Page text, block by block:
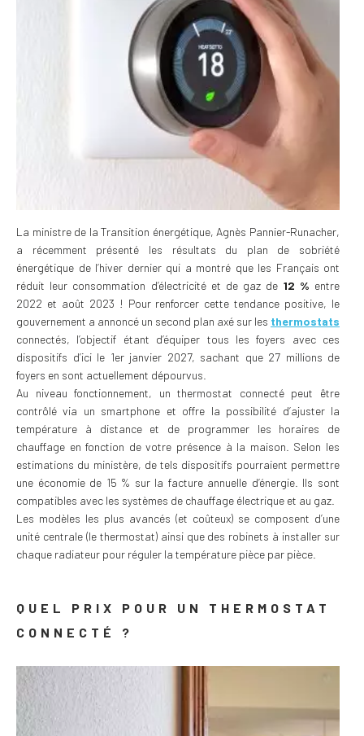
La ministre de la Transition énergétique, Agnès Pannier-Runacher,
a récemment présenté les résultats du plan de sobriété
énergétique de l’hiver dernier qui a montré que les Français ont
réduit leur consommation d’électricité et de gaz de 12 % entre
2022 et août 2023 ! Pour renforcer cette tendance positive, le
gouvernement a annoncé un second plan axé sur les thermostats
connectés, l’objectif étant d’équiper tous les foyers avec ces
dispositifs d’ici le 1er janvier 2027, sachant que 27 millions de
foyers en sont actuellement dépourvus.
Au niveau fonctionnement, un thermostat connecté peut être
contrôlé via un smartphone et offre la possibilité d’ajuster la
température à distance et de programmer les horaires de
chauffage en fonction de votre présence à la maison. Selon les
estimations du ministère, de tels dispositifs pourraient permettre
une économie de 15 % sur la facture annuelle d’énergie. Ils sont
compatibles avec les systèmes de chauffage électrique et au gaz.
Les modèles les plus avancés (et coûteux) se composent d’une
unité centrale (le thermostat) ainsi que des robinets à installer sur
chaque radiateur pour réguler la température pièce par pièce.
QUEL PRIX POUR UN THERMOSTAT
CONNECTÉ ?